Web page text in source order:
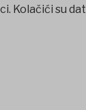
Kolačići su